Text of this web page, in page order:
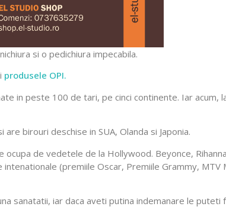
si o pedichiura impecabila.
produsele OPI.
in peste 100 de tari, pe cinci continente. Iar acum,
birouri deschise in SUA, Olanda si Japonia.
de vedetele de la Hollywood. Beyonce,
(premiile Oscar, Premiile Grammy, MTV
sanatatii, iar daca aveti putina indemanare le puteti